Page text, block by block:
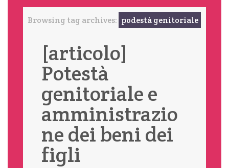
Browsing tag archives: podestà genitoriale
[articolo]
Potestà
genitoriale e
amministrazio
ne dei beni dei
figli